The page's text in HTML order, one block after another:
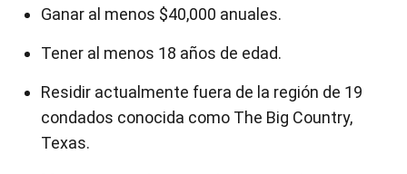
Ganar al menos $40,000 anuales.
Tener al menos 18 años de edad.
Residir actualmente fuera de la región de 19
condados conocida como The Big Country,
Texas.